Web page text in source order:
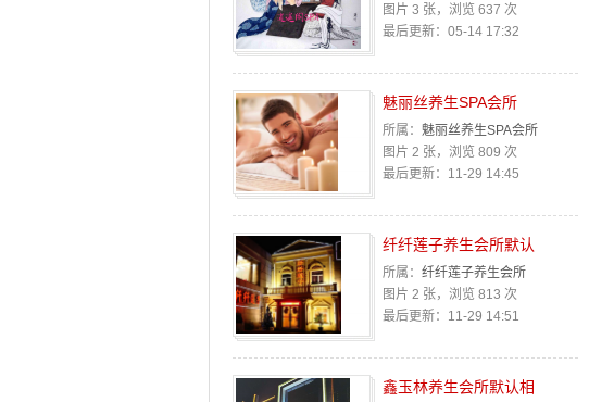
图片 3 张，浏览 637 次
最后更新：05-14 17:32
魅丽丝养生SPA会所
所属： 魅丽丝养生SPA会所
图片 2 张，浏览 809 次
最后更新：11-29 14:45
纤纤莲子养生会所默认
所属： 纤纤莲子养生会所
图片 2 张，浏览 813 次
最后更新：11-29 14:51
鑫玉林养生会所默认相